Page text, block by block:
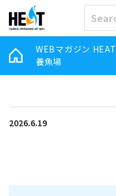
WEBマガジン HEAT
養魚場
2026.6.19